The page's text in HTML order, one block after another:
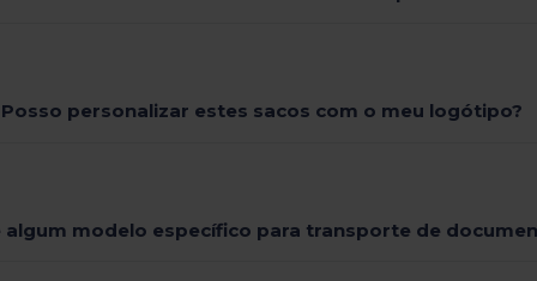
Posso personalizar estes sacos com o meu logótipo?
algum modelo específico para transporte de